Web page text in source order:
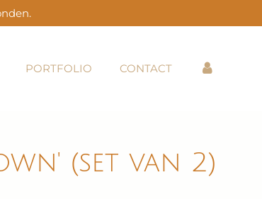
PORTFOLIO CONTACT
(set van 2)